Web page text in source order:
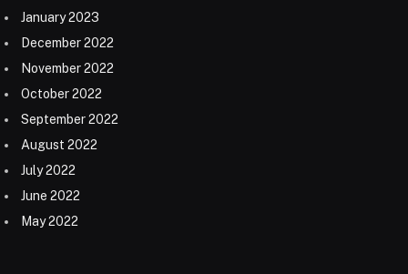
January 2023
December 2022
November 2022
October 2022
September 2022
August 2022
July 2022
June 2022
May 2022